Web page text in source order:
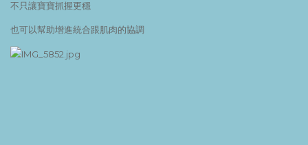
不只讓寶寶抓握更穩
也可以幫助增進統合跟肌肉的協調